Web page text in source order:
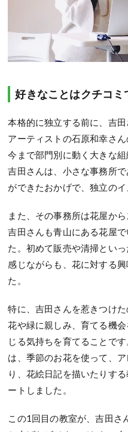
好きなことはクチコミ
本格的に独立する前に、吉
アーティストの石原和幸さ
今まで部門別に動く大きな
吉田さんは、小さな事務所
ができたおかげで、独立の
また、その事務所は花屋か
吉田さんも青山にある花屋
た。初めて販売や清掃とい
感じながらも、花に対する
た。
特に、吉田さんを惹きつけ
花や緑に親しみ、育てる機
じる気持ちを育てることで
は、季節のお花を使って、
り、花絵日記を描いたりす
ートしました。
この1回目の教室が、吉田さ